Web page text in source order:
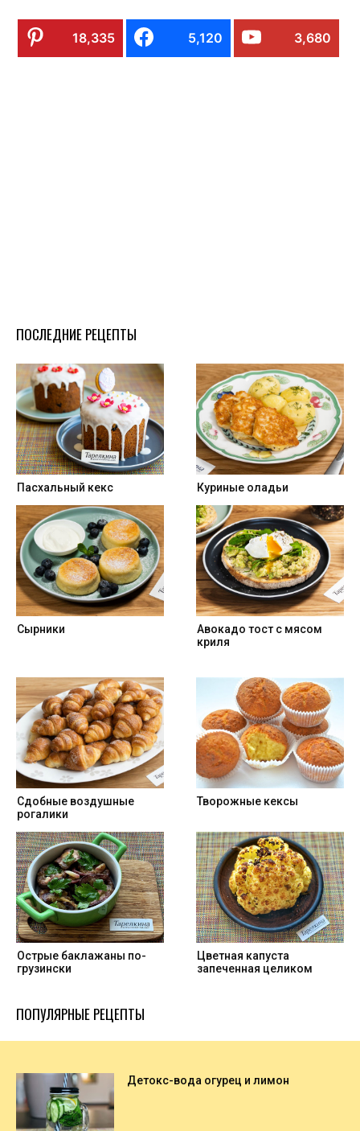
18,335 5,120 3,680
ПОСЛЕДНИЕ РЕЦЕПТЫ
Пасхальный кекс Куриные оладьи
Сырники
Авокадо тост с мясом
криля
Cдобные воздушные
рогалики
Творожные кексы
Острые баклажаны по-
грузински
Цветная капуста
запеченная целиком
ПОПУЛЯРНЫЕ РЕЦЕПТЫ
Детокс-вода огурец и лимон